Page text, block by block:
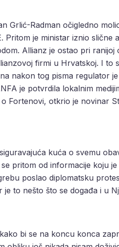
Grlić-Radman očigledno
je ministar iznio slične
Allianz je ostao pri ranijoj
firmi u Hrvatskoj. I to
nakon tog pisma regulator
je potvrdila lokalnim
Fortenovi, otkrio je novinar
kuća o svemu
pritom od informacije koju je
poslao diplomatsku
to nešto što se događa i u
bi se na koncu konca